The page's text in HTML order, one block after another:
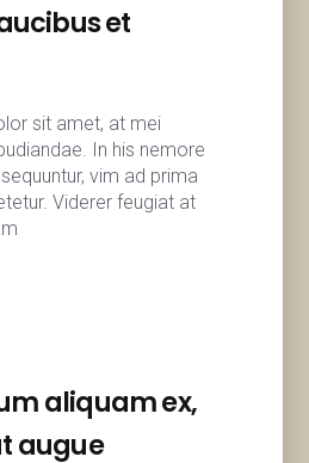
et
sit amet, at mei
In his nemore
vim ad prima
Viderer feugiat at
aliquam ex,
augue